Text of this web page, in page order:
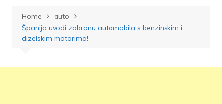
Home
auto
Španija uvodi zabranu automobila s benzinskim i
dizelskim motorima!